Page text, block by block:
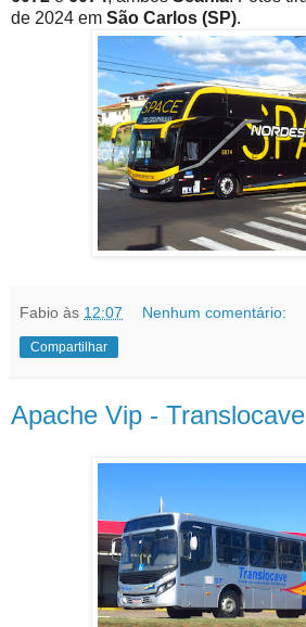
de 2024 em São Carlos (SP).
Fabio às 12:07 Nenhum comentário:
Compartilhar
Apache Vip - Translocave